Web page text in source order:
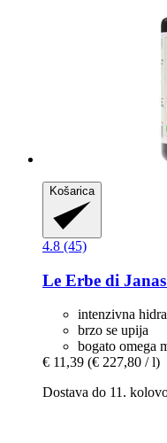
Košarica
4.8 (45)
Le Erbe di Janas
intenzivna
brzo se upija
bogato omega
€ 11,39 (€ 227,80 / l)
Dostava do 11.